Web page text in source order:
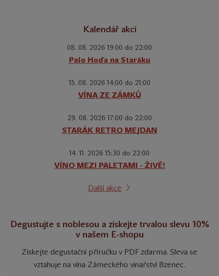
Kalendář akcí
08. 08. 2026 19:00 do 22:00
Palo Hoďa na Staráku
15. 08. 2026 14:00 do 21:00
VÍNA ZE ZÁMKŮ
29. 08. 2026 17:00 do 22:00
STARÁK RETRO MEJDAN
14. 11. 2026 15:30 do 22:00
VÍNO MEZI PALETAMI - ŽIVĚ!
Další akce
Degustujte s noblesou a získejte trvalou slevu 10%
v našem E-shopu
Získejte degustační příručku v PDF zdarma. Sleva se
vztahuje na vína Zámeckého vinařství Bzenec.